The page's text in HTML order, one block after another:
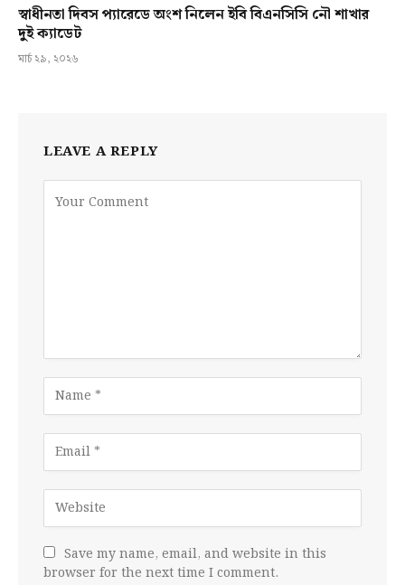
স্বাধীনতা দিবস প্যারেডে অংশ নিলেন ইবি বিএনসিসি নৌ শাখার
দুই ক্যাডেট
মার্চ ২৯, ২০২৬
LEAVE A REPLY
Save my name, email, and website in this
browser for the next time I comment.